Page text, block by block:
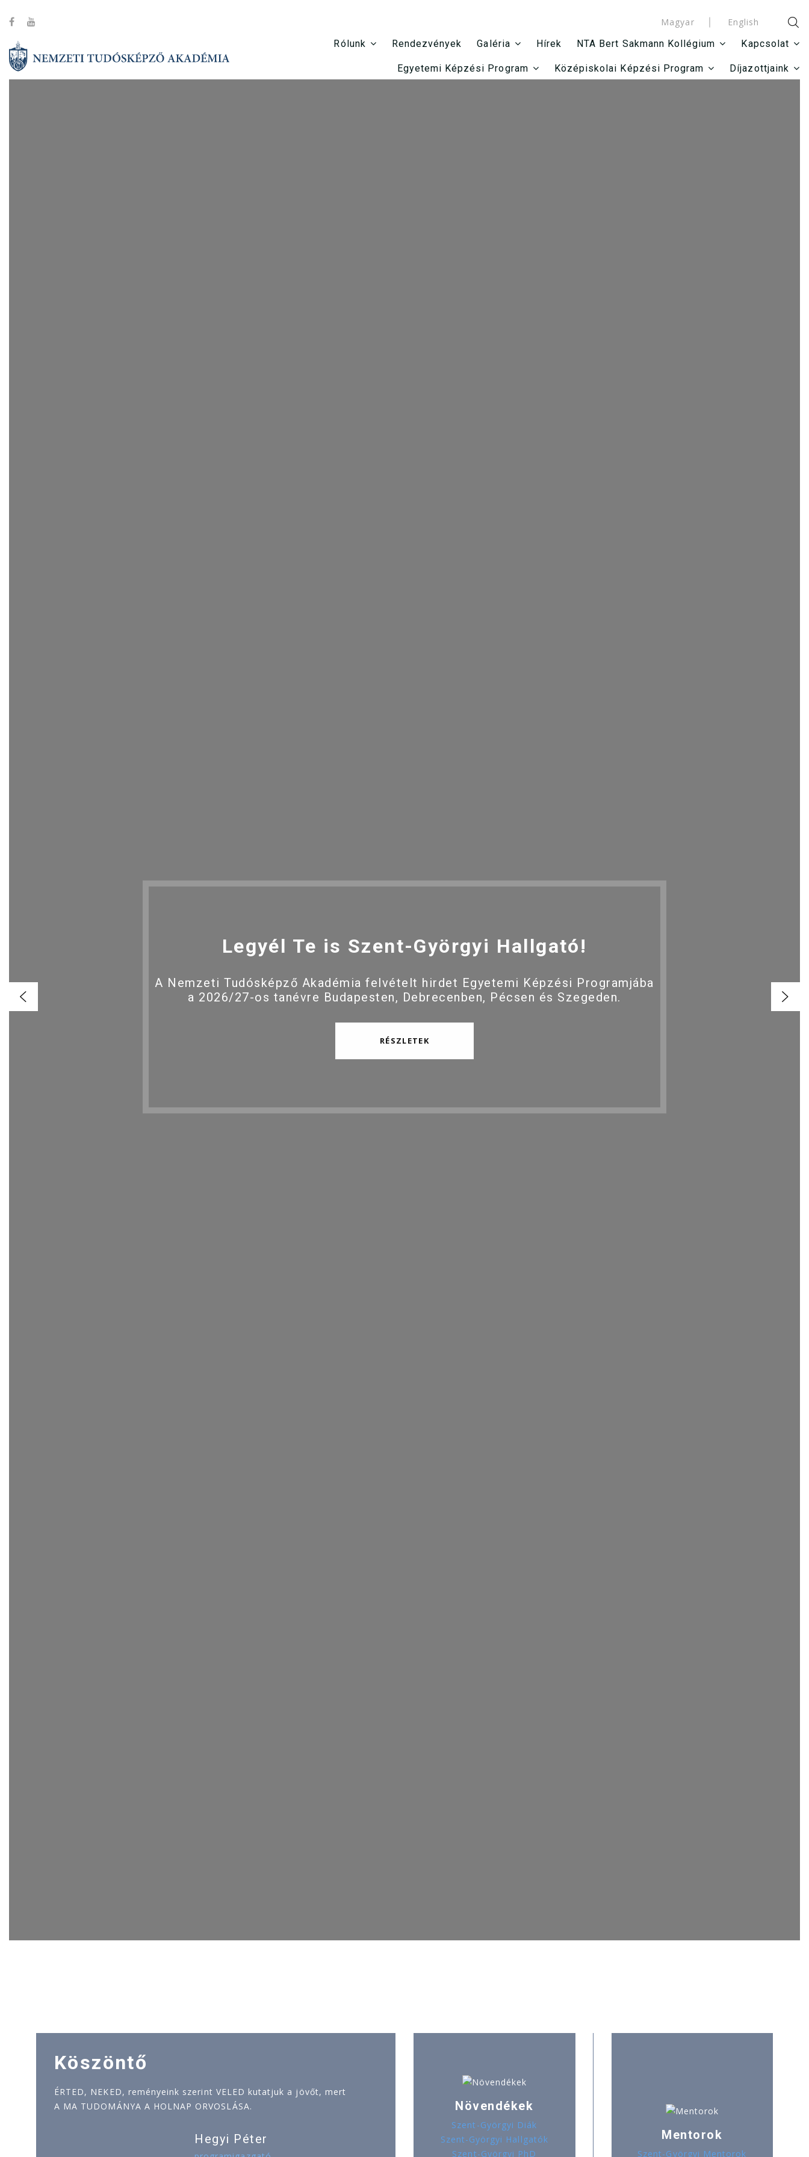
Magyar
English
Rólunk
Rendezvények Galéria Hírek NTA Bert Sakmann Kollégium Kapcsolat
Egyetemi Képzési Program Középiskolai Képzési Program Díjazottjaink
Legyél Te is Szent-Györgyi Hallgató!
A Nemzeti Tudósképző Akadémia felvételt hirdet Egyetemi Képzési Programjába
a 2026/27-os tanévre Budapesten, Debrecenben, Pécsen és Szegeden.
RÉSZLETEK
Köszöntő
ÉRTED, NEKED, reményeink szerint VELED kutatjuk a jövőt, mert
A MA TUDOMÁNYA A HOLNAP ORVOSLÁSA.
Hegyi Péter
Növendékek
Szent-Györgyi Diák
Szent-Györgyi Hallgatók
Szent-Györgyi PhD
Mentorok
Szent-Györgyi Mentorok